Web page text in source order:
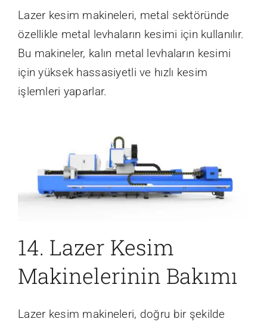
Lazer kesim makineleri, metal sektöründe
özellikle metal levhaların kesimi için kullanılır.
Bu makineler, kalın metal levhaların kesimi
için yüksek hassasiyetli ve hızlı kesim
işlemleri yaparlar.
14. Lazer Kesim
Makinelerinin Bakımı
Lazer kesim makineleri, doğru bir şekilde